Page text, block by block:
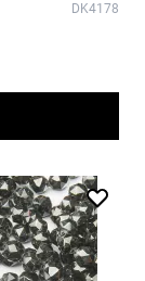
DK4178